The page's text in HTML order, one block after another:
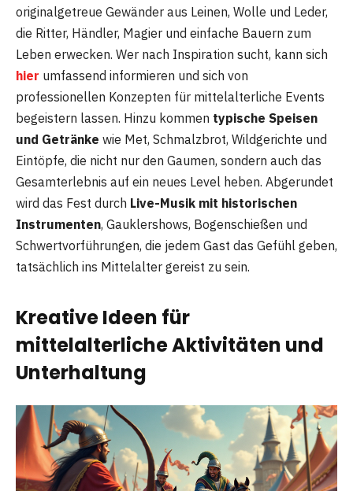
originalgetreue Gewänder aus Leinen, Wolle und Leder,
die Ritter, Händler, Magier und einfache Bauern zum
Leben erwecken. Wer nach Inspiration sucht, kann sich
hier umfassend informieren und sich von
professionellen Konzepten für mittelalterliche Events
begeistern lassen. Hinzu kommen typische Speisen
und Getränke wie Met, Schmalzbrot, Wildgerichte und
Eintöpfe, die nicht nur den Gaumen, sondern auch das
Gesamterlebnis auf ein neues Level heben. Abgerundet
wird das Fest durch Live-Musik mit historischen
Instrumenten, Gauklershows, Bogenschießen und
Schwertvorführungen, die jedem Gast das Gefühl geben,
tatsächlich ins Mittelalter gereist zu sein.
Kreative Ideen für
mittelalterliche Aktivitäten und
Unterhaltung